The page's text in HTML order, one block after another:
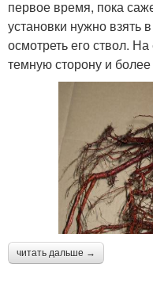
первое время, пока
установки нужно взять
осмотреть его ствол.
темную сторону и
читать дальше →